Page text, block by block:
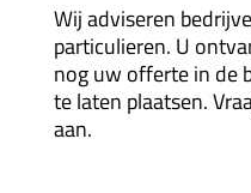
Wij adviseren
particulieren. U
nog uw offerte in de
te laten plaatsen.
aan.